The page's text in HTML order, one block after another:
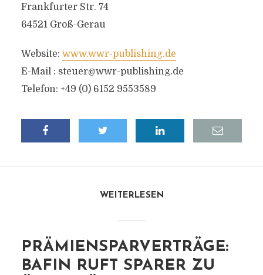
Frankfurter Str. 74
64521 Groß-Gerau
Website: www.wwr-publishing.de
E-Mail : steuer@wwr-publishing.de
Telefon: +49 (0) 6152 9553589
WEITERLESEN
PRÄMIENSPARVERTRÄGE:
BAFIN RUFT SPARER ZU